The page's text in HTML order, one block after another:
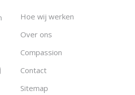
Hoe wij werken
Over ons
Compassion
Contact
Sitemap